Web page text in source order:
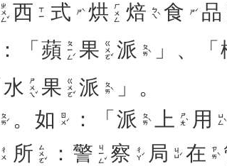
ㄓㄨㄥˇ 西 ㄒㄧ 式 ㄕˋ 烘 ㄏㄨㄥ 焙 ㄅㄟˋ 食 ㄕˊ 品
：「 蘋 ㄆㄧㄥˊ 果 ㄍㄨㄛˇ 派 ㄆㄞˋ 」、「
水 ㄕㄨㄟˇ 果 ㄍㄨㄛˇ 派 ㄆㄞˋ
」。
ㄆㄞˊ 。 如 ㄖㄨˊ ：「 派 ㄆㄞˋ 上 ㄕㄤˋ 用 ㄩㄥˋ
ㄔㄨ 所 ㄙㄨㄛˇ ： 警 ㄐㄧㄥˇ 察 ㄔㄚˊ 局 ㄐㄩˊ 在 ㄗㄞˋ